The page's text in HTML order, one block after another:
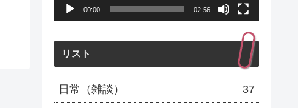
00:00 02:56
リスト
日常（雑談） 37